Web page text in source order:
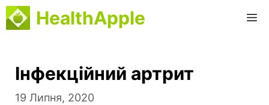
Перейти
до
HealthApple
Інфекційний артрит
19 Липня, 2020